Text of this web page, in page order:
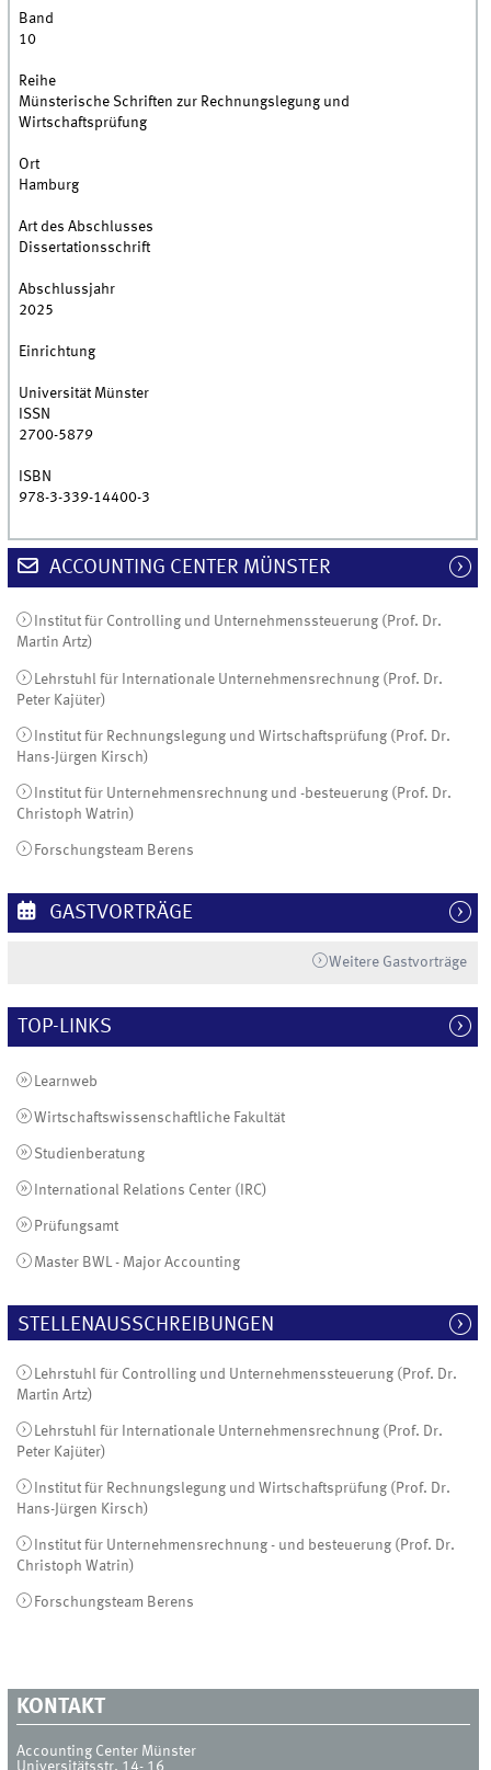
Band
10
Reihe
Münsterische Schriften zur Rechnungslegung und
Wirtschaftsprüfung
Ort
Hamburg
Art des Abschlusses
Dissertationsschrift
Abschlussjahr
2025
Einrichtung
Universität Münster
ISSN
2700-5879
ISBN
978-3-339-14400-3
ACCOUNTING CENTER MÜNSTER
Institut für Controlling und Unternehmenssteuerung (Prof. Dr.
Martin Artz)
Lehrstuhl für Internationale Unternehmensrechnung (Prof. Dr.
Peter Kajüter)
Institut für Rechnungslegung und Wirtschaftsprüfung (Prof. Dr.
Hans-Jürgen Kirsch)
Institut für Unternehmensrechnung und -besteuerung (Prof. Dr.
Christoph Watrin)
Forschungsteam Berens
GASTVORTRÄGE
Weitere Gastvorträge
TOP-LINKS
Learnweb
Wirtschaftswissenschaftliche Fakultät
Studienberatung
International Relations Center (IRC)
Prüfungsamt
Master BWL - Major Accounting
STELLENAUSSCHREIBUNGEN
Lehrstuhl für Controlling und Unternehmenssteuerung (Prof. Dr.
Martin Artz)
Lehrstuhl für Internationale Unternehmensrechnung (Prof. Dr.
Peter Kajüter)
Institut für Rechnungslegung und Wirtschaftsprüfung (Prof. Dr.
Hans-Jürgen Kirsch)
Institut für Unternehmensrechnung - und besteuerung (Prof. Dr.
Christoph Watrin)
Forschungsteam Berens
KONTAKT
Accounting Center Münster
Universitätsstr. 14- 16